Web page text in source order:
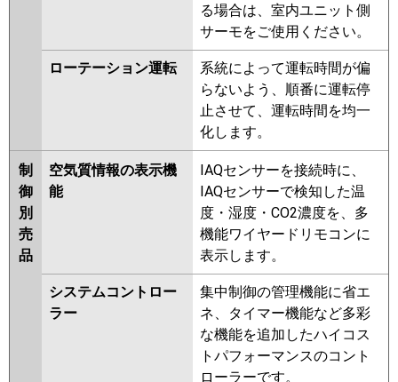
る場合は、室内ユニット側
サーモをご使用ください。
ローテーション運転
系統によって運転時間が偏
らないよう、順番に運転停
止させて、運転時間を均一
化します。
制
御
別
売
品
空気質情報の表示機
能
IAQセンサーを接続時に、
IAQセンサーで検知した温
度・湿度・CO2濃度を、多
機能ワイヤードリモコンに
表示します。
システムコントロー
ラー
集中制御の管理機能に省エ
ネ、タイマー機能など多彩
な機能を追加したハイコス
トパフォーマンスのコント
ローラーです。